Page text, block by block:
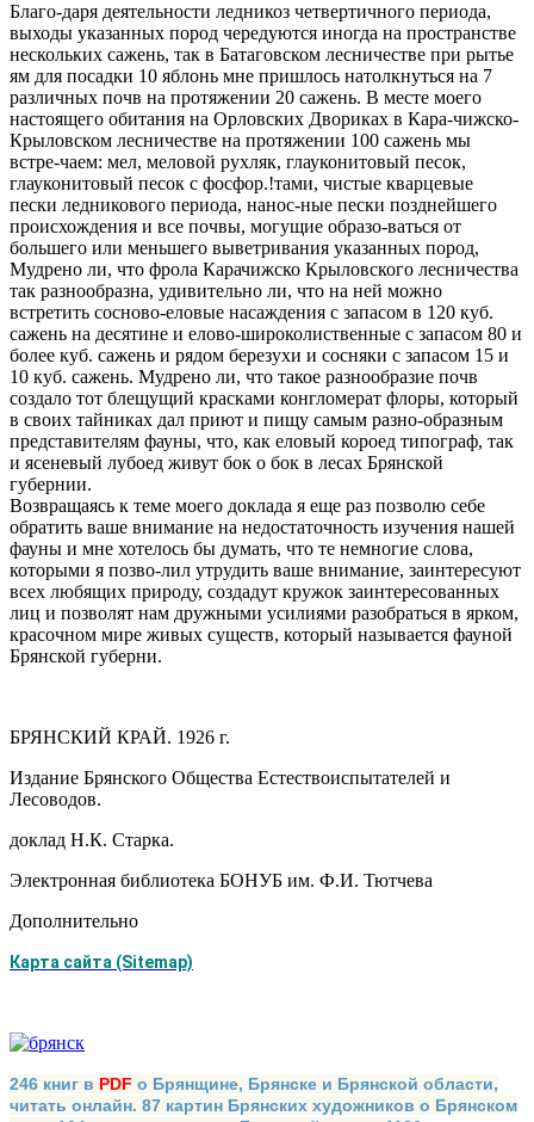
Благо-даря деятельности ледникоз четвертичного периода,
выходы указанных пород чередуются иногда на пространстве
нескольких сажень, так в Батаговском лесничестве при рытье
ям для посадки 10 яблонь мне пришлось натолкнуться на 7
различных почв на протяжении 20 сажень. В месте моего
настоящего обитания на Орловских Двориках в Кара-чижско-
Крыловском лесничестве на протяжении 100 сажень мы
встре-чаем: мел, меловой рухляк, глауконитовый песок,
глауконитовый песок с фосфор.!тами, чистые кварцевые
пески ледникового периода, нанос-ные пески позднейшего
происхождения и все почвы, могущие образо-ваться от
большего или меньшего выветривания указанных пород,
Мудрено ли, что фрола Карачижско Крыловского лесничества
так разнообразна, удивительно ли, что на ней можно
встретить сосново-еловые насаждения с запасом в 120 куб.
сажень на десятине и елово-широколиственные с запасом 80 и
более куб. сажень и рядом березухи и сосняки с запасом 15 и
10 куб. сажень. Мудрено ли, что такое разнообразие почв
создало тот блещущий красками конгломерат флоры, который
в своих тайниках дал приют и пищу самым разно-образным
представителям фауны, что, как еловый короед типограф, так
и ясеневый лубоед живут бок о бок в лесах Брянской
губернии.
Возвращаясь к теме моего доклада я еще раз позволю себе
обратить ваше внимание на недостаточность изучения нашей
фауны и мне хотелось бы думать, что те немногие слова,
которыми я позво-лил утрудить ваше внимание, заинтересуют
всех любящих природу, создадут кружок заинтересованных
лиц и позволят нам дружными усилиями разобраться в ярком,
красочном мире живых существ, который называется фауной
Брянской губерни.
БРЯНСКИЙ КРАЙ. 1926 г.
Издание Брянского Общества Естествоиспытателей и
Лесоводов.
доклад Н.К. Старка.
Электронная библиотека БОНУБ им. Ф.И. Тютчева
Дополнительно
Карта сайта (Sitemap)
246 книг в PDF о Брянщине, Брянске и Брянской области,
читать онлайн. 87 картин Брянских художников о Брянском